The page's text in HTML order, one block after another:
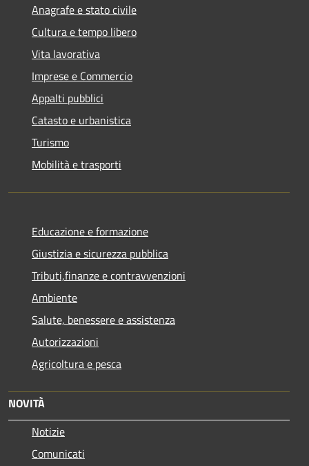
Anagrafe e stato civile
Cultura e tempo libero
Vita lavorativa
Imprese e Commercio
Appalti pubblici
Catasto e urbanistica
Turismo
Mobilità e trasporti
Educazione e formazione
Giustizia e sicurezza pubblica
Tributi,finanze e contravvenzioni
Ambiente
Salute, benessere e assistenza
Autorizzazioni
Agricoltura e pesca
NOVITÀ
Notizie
Comunicati